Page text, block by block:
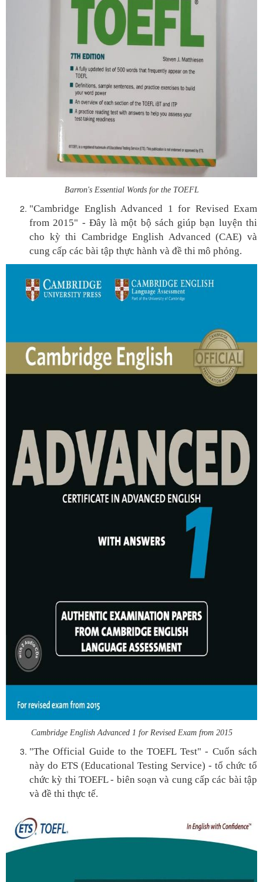
Barron's Essential Words for the TOEFL
"Cambridge English Advanced 1 for Revised Exam
from 2015" - Đây là một bộ sách giúp bạn luyện thi
cho kỳ thi Cambridge English Advanced (CAE) và
cung cấp các bài tập thực hành và đề thi mô phỏng.
Cambridge English Advanced 1 for Revised Exam from 2015
"The Official Guide to the TOEFL Test" - Cuốn sách
này do ETS (Educational Testing Service) - tổ chức tổ
chức kỳ thi TOEFL - biên soạn và cung cấp các bài tập
và đề thi thực tế.